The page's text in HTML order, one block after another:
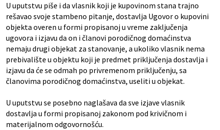
U uputstvu piše i da vlasnik koji je kupovinom stana trajno
rešavao svoje stambeno pitanje, dostavlja Ugovor o kupovini
objekta overen u formi propisanoj u vreme zaključenja
ugovora i izjavu da on i članovi porodičnog domaćinstva
nemaju drugi objekat za stanovanje, a ukoliko vlasnik nema
prebivalište u objektu koji je predmet priključenja dostavlja i
izjavu da će se odmah po privremenom priključenju, sa
članovima porodičnog domaćinstva, useliti u objekat.
U uputstvu se posebno naglašava da sve izjave vlasnik
dostavlja u formi propisanoj zakonom pod krivičnom i
materijalnom odgovornošću.